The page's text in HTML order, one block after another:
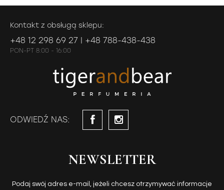
Kontakt z obsługą sklepu:
+48 12 298 69 27 | +48 788-438-438
PON-PT 8:00 - 16:00
ODWIEDŹ NAS:
NEWSLETTER
Podaj swój adres e-mail, jeżeli chcesz otrzymywać informacje